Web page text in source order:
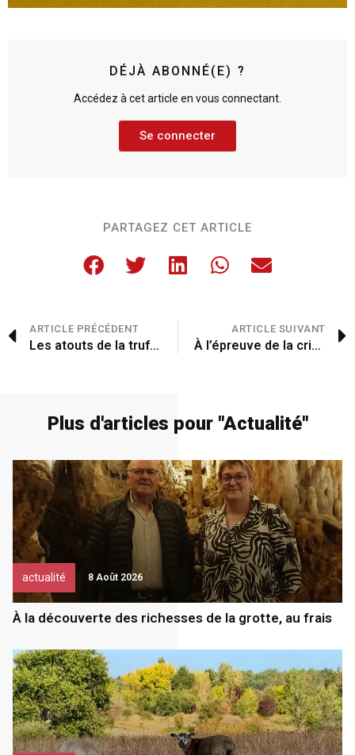
DÉJÀ ABONNÉ(E) ?
Accédez à cet article en vous connectant.
Se connecter
PARTAGEZ CET ARTICLE
ARTICLE PRÉCÉDENT
Les atouts de la truffe
ARTICLE SUIVANT
À l’épreuve de la crise
Plus d'articles pour "Actualité"
actualité 8 Août 2026
À la découverte des richesses de la grotte, au frais